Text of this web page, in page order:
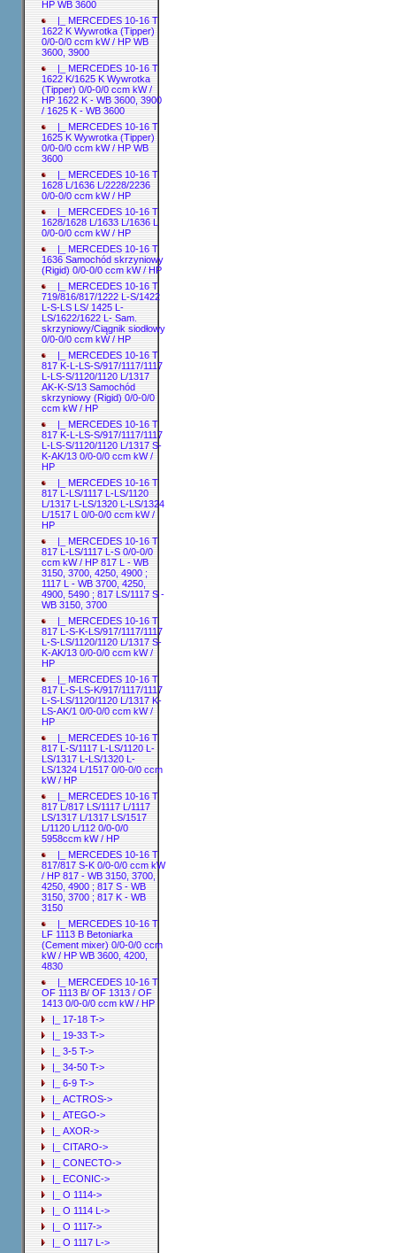
HP WB 3600
|_ MERCEDES 10-16 T
1622 K Wywrotka (Tipper)
0/0-0/0 ccm kW / HP WB
3600, 3900
|_ MERCEDES 10-16 T
1622 K/1625 K Wywrotka
(Tipper) 0/0-0/0 ccm kW /
HP 1622 K - WB 3600, 3900
/ 1625 K - WB 3600
|_ MERCEDES 10-16 T
1625 K Wywrotka (Tipper)
0/0-0/0 ccm kW / HP WB
3600
|_ MERCEDES 10-16 T
1628 L/1636 L/2228/2236
0/0-0/0 ccm kW / HP
|_ MERCEDES 10-16 T
1628/1628 L/1633 L/1636 L
0/0-0/0 ccm kW / HP
|_ MERCEDES 10-16 T
1636 Samochód skrzyniowy
(Rigid) 0/0-0/0 ccm kW / HP
|_ MERCEDES 10-16 T
719/816/817/1222 L-S/1422
L-S-LS LS/ 1425 L-
LS/1622/1622 L- Sam.
skrzyniowy/Ciągnik siodłowy
0/0-0/0 ccm kW / HP
|_ MERCEDES 10-16 T
817 K-L-LS-S/917/1117/1117
L-LS-S/1120/1120 L/1317
AK-K-S/13 Samochód
skrzyniowy (Rigid) 0/0-0/0
ccm kW / HP
|_ MERCEDES 10-16 T
817 K-L-LS-S/917/1117/1117
L-LS-S/1120/1120 L/1317 S-
K-AK/13 0/0-0/0 ccm kW /
HP
|_ MERCEDES 10-16 T
817 L-LS/1117 L-LS/1120
L/1317 L-LS/1320 L-LS/1324
L/1517 L 0/0-0/0 ccm kW /
HP
|_ MERCEDES 10-16 T
817 L-LS/1117 L-S 0/0-0/0
ccm kW / HP 817 L - WB
3150, 3700, 4250, 4900 ;
1117 L - WB 3700, 4250,
4900, 5490 ; 817 LS/1117 S -
WB 3150, 3700
|_ MERCEDES 10-16 T
817 L-S-K-LS/917/1117/1117
L-S-LS/1120/1120 L/1317 S-
K-AK/13 0/0-0/0 ccm kW /
HP
|_ MERCEDES 10-16 T
817 L-S-LS-K/917/1117/1117
L-S-LS/1120/1120 L/1317 K-
LS-AK/1 0/0-0/0 ccm kW /
HP
|_ MERCEDES 10-16 T
817 L-S/1117 L-LS/1120 L-
LS/1317 L-LS/1320 L-
LS/1324 L/1517 0/0-0/0 ccm
kW / HP
|_ MERCEDES 10-16 T
817 L/817 LS/1117 L/1117
LS/1317 L/1317 LS/1517
L/1120 L/112 0/0-0/0
5958ccm kW / HP
|_ MERCEDES 10-16 T
817/817 S-K 0/0-0/0 ccm kW
/ HP 817 - WB 3150, 3700,
4250, 4900 ; 817 S - WB
3150, 3700 ; 817 K - WB
3150
|_ MERCEDES 10-16 T
LF 1113 B Betoniarka
(Cement mixer) 0/0-0/0 ccm
kW / HP WB 3600, 4200,
4830
|_ MERCEDES 10-16 T
OF 1113 B/ OF 1313 / OF
1413 0/0-0/0 ccm kW / HP
|_ 17-18 T->
|_ 19-33 T->
|_ 3-5 T->
|_ 34-50 T->
|_ 6-9 T->
|_ ACTROS->
|_ ATEGO->
|_ AXOR->
|_ CITARO->
|_ CONECTO->
|_ ECONIC->
|_ O 1114->
|_ O 1114 L->
|_ O 1117->
|_ O 1117 L->